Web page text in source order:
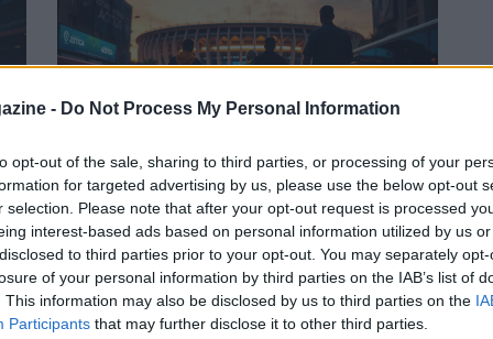
- Do Not Process My Personal Information
opt-out of the sale, sharing to third parties, or processing of your
for targeted advertising by us, please use the below opt-out
selection. Please note that after your opt-out request is processed
interest-based ads based on personal information utilized by us
to third parties prior to your opt-out. You may separately
of your personal information by third parties on the IAB’s list of
This information may also be disclosed by us to third parties on the
Participants that may further disclose it to other third parties.
Sudafrica-Messico inaugureranno
il Mondiale 2026: tutto quello da
sapere
Sudafrica torna al centro della scena mondiale
aprendo il Mondiale 2026 contro il Messico: analisi
del girone, profili dei protagonisti e il…